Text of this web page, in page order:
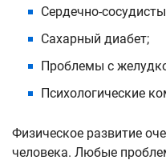
Сердечно-
Сахарный диабет;
Проблемы с
Психологические
Физическое развитие
человека. Любые